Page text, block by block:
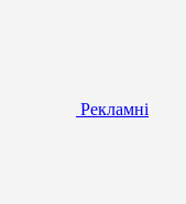
Рекламні